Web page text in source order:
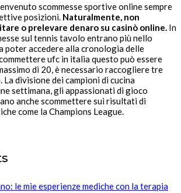
scommesse sportive online sempre
posizioni. Naturalmente, non
o prelevare denaro su casinò online. In
sul tennis tavolo entrano più nello
poter accedere alla cronologia delle
ufc in italia questo può essere
di 20, è necessario raccogliere tre
La divisione dei campioni di cucina
settimana, gli appassionati di gioco
anche scommettere sui risultati di
come la Champions League.